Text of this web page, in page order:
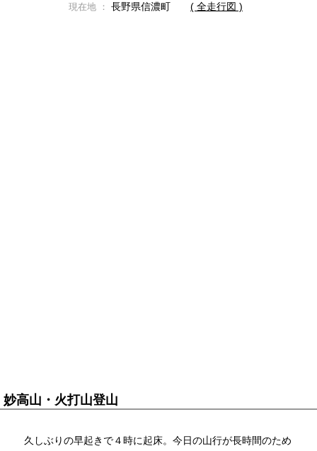
現在地 ： 長野県信濃町 ( 全走行図 )
妙高山・火打山登山
久しぶりの早起きで４時に起床。今日の山行が長時間のため